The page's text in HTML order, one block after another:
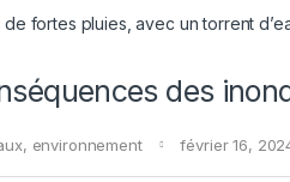
des
, environnement février 16,